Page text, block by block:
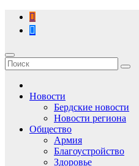
Перейти
содержимому
Новости
Бердские новости
Новости региона
Общество
Армия
Благоустройство
Здоровье